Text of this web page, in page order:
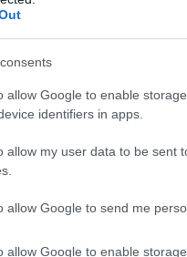
allow Google to enable
identifiers in apps.
allow my user data to be sent
allow Google to send me
allow Google to enable
nella sezione
di GalluraOggi.it